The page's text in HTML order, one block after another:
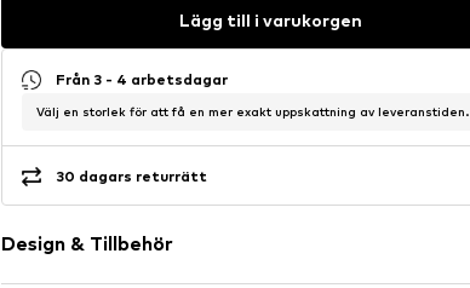
Lägg till i varukorgen
Från 3 - 4 arbetsdagar
Välj en storlek för att få en mer exakt uppskattning av leveranstiden.
30 dagars returrätt
Design & Tillbehör